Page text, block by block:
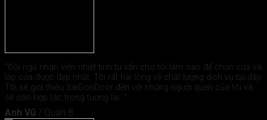
"Đội ngũ nhân viên nhiệt tình tư vấn cho tôi làm sao để chọn cửa và
lắp cửa được đẹp nhất. Tôi rất hài lòng về chất lượng dịch vụ tại đây.
Tôi sẽ giới thiệu SaiGonDoor đến với những người quen của tôi và
sẽ còn hợp tác trong tương lai..."
Anh Vũ / Quận 8